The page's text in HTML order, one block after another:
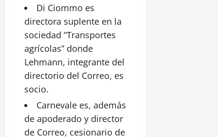
Di Ciommo es
directora suplente en la
sociedad “Transportes
agrícolas” donde
Lehmann, integrante del
directorio del Correo, es
socio.
Carnevale es, además
de apoderado y director
de Correo, cesionario de